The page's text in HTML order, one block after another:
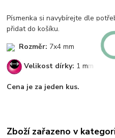
Písmenka si navybírejte dle
přidat do košíku.
Rozměr: 7x4 mm
Velikost dírky: 1 mm
Cena je za jeden kus.
Zboží zařazeno v